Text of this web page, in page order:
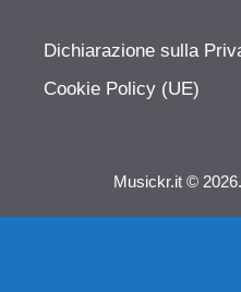
Dichiarazione sulla
Cookie Policy (UE)
Musickr.it ©